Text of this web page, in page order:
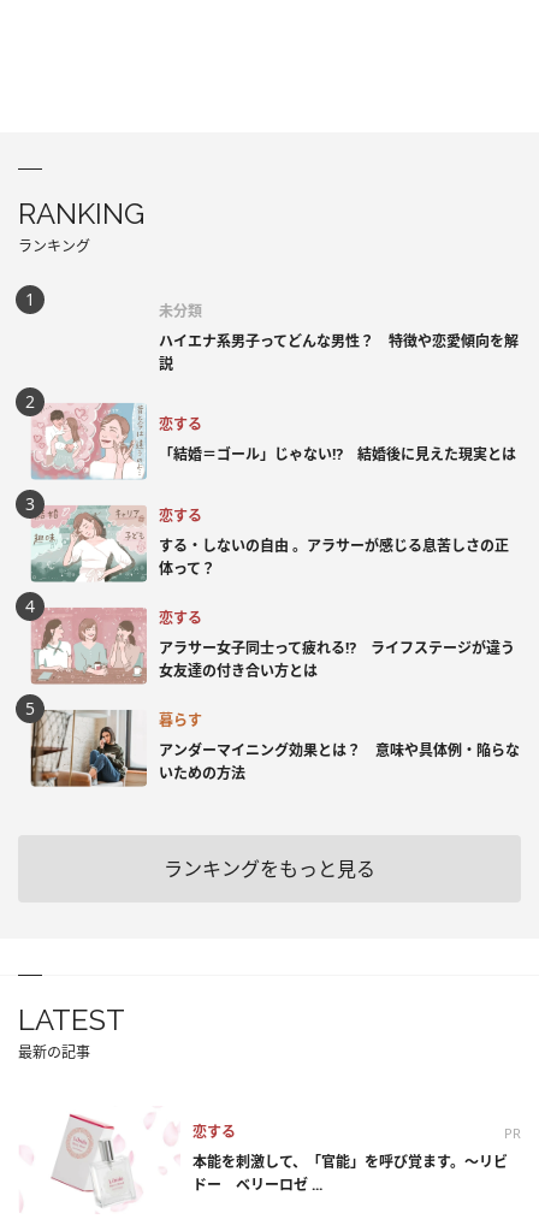
RANKING
ランキング
未分類
ハイエナ系男子ってどんな男性？ 特徴や恋愛傾向を解
説
恋する
「結婚＝ゴール」じゃない⁉ 結婚後に見えた現実とは
恋する
する・しないの自由 。アラサーが感じる息苦しさの正
体って？
恋する
アラサー女子同士って疲れる⁉ ライフステージが違う
女友達の付き合い方とは
暮らす
アンダーマイニング効果とは？ 意味や具体例・陥らな
いための方法
ランキングをもっと見る
LATEST
最新の記事
恋する PR
本能を刺激して、「官能」を呼び覚ます。～リビ
ドー ベリーロゼ ...